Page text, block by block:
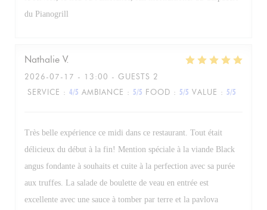
du Pianogrill
Nathalie V
2026-07-17 - 13:00 - GUESTS 2
SERVICE : 4/5 AMBIANCE : 5/5 FOOD : 5/5 VALUE : 5/5
Très belle expérience ce midi dans ce restaurant. Tout était
délicieux du début à la fin! Mention spéciale à la viande Black
angus fondante à souhaits et cuite à la perfection avec sa purée
aux truffes. La salade de boulette de veau en entrée est
excellente avec une sauce à tomber par terre et la pavlova